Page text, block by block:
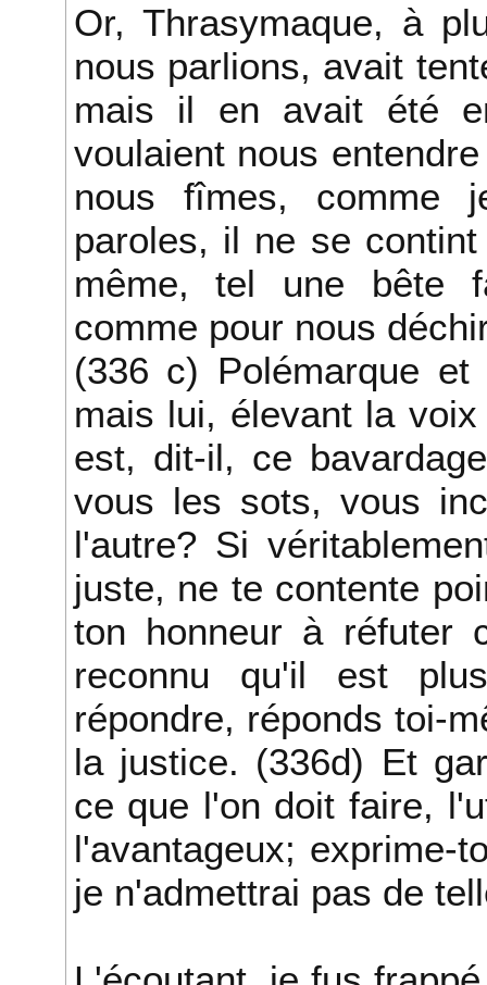
Or, Thrasymaque, à
nous parlions, avait
mais il en avait été
voulaient nous
nous fîmes, comme
paroles, il ne se
même, tel une bête
comme pour nous
(336 c) Polémarque
mais lui, élevant la
est, dit-il, ce
vous les sots, vous
l'autre? Si
juste, ne te contente
ton honneur à réfuter
reconnu qu'il est
répondre, réponds toi-
la justice. (336d) Et
ce que l'on doit faire,
l'avantageux; exprime-
je n'admettrai pas de